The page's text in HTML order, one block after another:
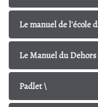
Le manuel de l'école
Le Manuel du Dehors
Padlet \